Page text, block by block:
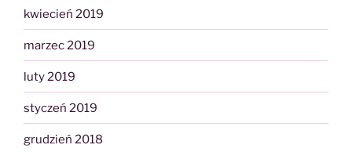
kwiecień 2019
marzec 2019
luty 2019
styczeń 2019
grudzień 2018